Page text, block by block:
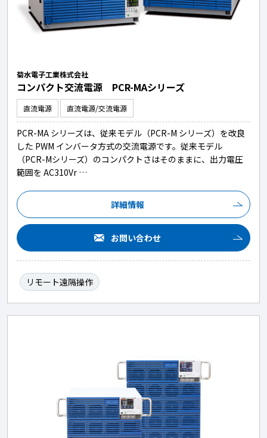
菊水電子工業株式会社
コンパクト交流電源 PCR-MAシリーズ
直流電源 直流電源/交流電源
PCR-MA シリーズは、従来モデル（PCR-M シリーズ）を改良
した PWM インバータ方式の交流電源です。従来モデル
（PCR-Mシリーズ）のコンパクトさはそのままに、出力電圧
範囲を AC310Vr …
詳細情報
お問い合わせ
リモート遠隔操作